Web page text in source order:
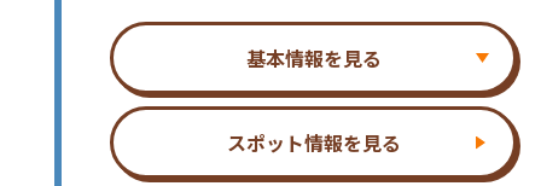
基本情報を見る
スポット情報を見る